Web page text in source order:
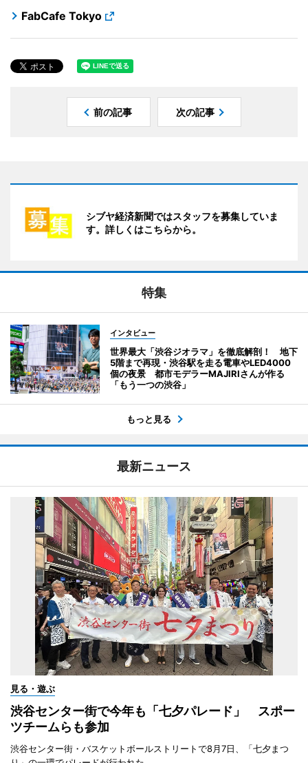
FabCafe Tokyo
前の記事 次の記事
シブヤ経済新聞ではスタッフを募集していま
す。詳しくはこちらから。
特集
インタビュー
世界最大「渋谷ジオラマ」を徹底解剖！ 地下
5階まで再現・渋谷駅を走る電車やLED4000
個の夜景 都市モデラーMAJIRIさんが作る
「もう一つの渋谷」
もっと見る
最新ニュース
見る・遊ぶ
渋谷センター街で今年も「七夕パレード」 スポー
ツチームらも参加
渋谷センター街・バスケットボールストリートで8月7日、「七夕まつ